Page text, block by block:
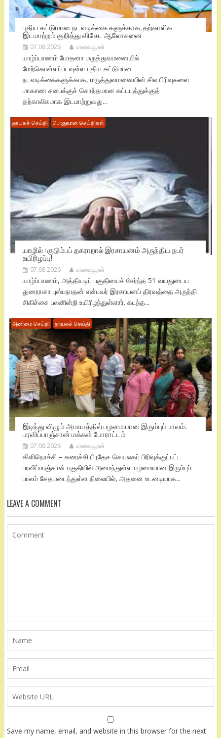
புதிய கட்டுமான நடவடிக்கை களுக்காக, தற்காலிக
இடமாற்றம் குறித்து விசேட ஆலோசனை
07.08.2026 மாவையூரன்
யாழ்ப்பாணம் போதனா மருத்துவமனையில்
மேற்கொள்ளப்படவுள்ள புதிய கட்டுமான
நடவடிக்கைகளுக்காக, மருத்துவமனையின் சில பிரிவுகளை
மாகாண சபைக்குச் சொந்தமான கட்டடத்துக்குத்
தற்காலிகமாக இடமாற்றுவது...
தாயகச் செய்தி பொதுவான செய்திகள்
யாழில் : குடும்பப் தகராறால் இரசாயனம் அருந்திய நபர்
உயிரிழப்பு!
07.08.2026 மாவையூரன்
யாழ்ப்பாணம், அத்தியடிப் பகுதியைச் சேர்ந்த 51 வயதுடைய
துரைராசா புஸ்பநாதன் என்பவர் இரசாயனப் திரவத்தை அருந்தி
சிகிச்சை பலனின்றி உயிரிழந்துள்ளார். கடந்த...
அண்மை செய்தி தாயகச் செய்தி
இடிந்து விழும் அபாயத்தில் பழமையான இரும்புப் பாலம்;
பரவிப்பாஞ்சான் மக்கள் போராட்டம்
07.08.2026 மாவையூரன்
கிளிநொச்சி – கரைச்சி பிரதேச செயலகப் பிரிவுக்குட்பட்ட
பரவிப்பாஞ்சான் பகுதியில் அமைந்துள்ள பழமையான இரும்புப்
பாலம் சேதமடைந்துள்ள நிலையில், அதனை உடனடியாக...
LEAVE A COMMENT
Save my name, email, and website in this browser for the next